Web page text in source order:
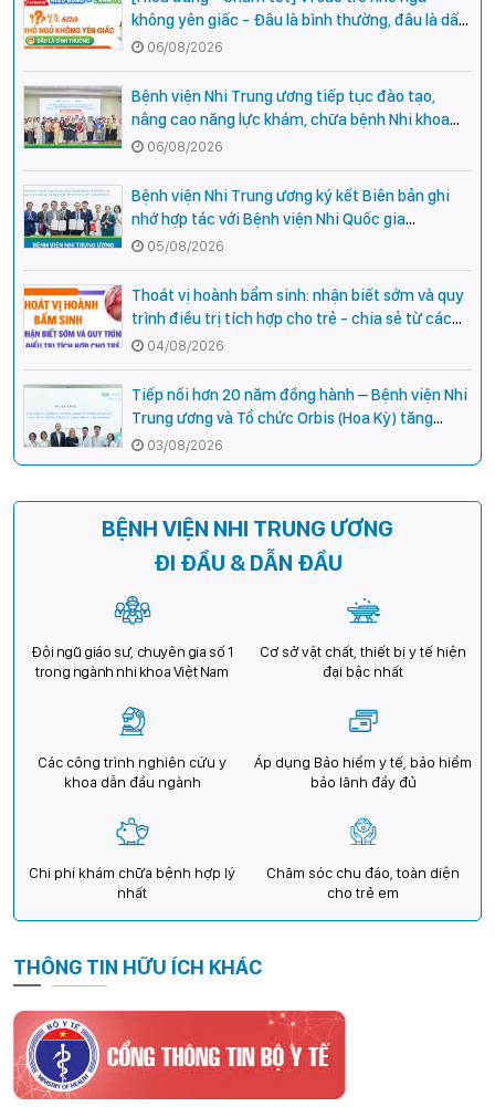
không yên giấc - Đâu là bình thường, đâu là dấu
hiệu cần đi khám ngay?
06/08/2026
Bệnh viện Nhi Trung ương tiếp tục đào tạo,
nâng cao năng lực khám, chữa bệnh Nhi khoa
cho cán bộ y tế tại các tỉnh miền núi phía Bắc
06/08/2026
Bệnh viện Nhi Trung ương ký kết Biên bản ghi
nhớ hợp tác với Bệnh viện Nhi Quốc gia
Campuchia
05/08/2026
Thoát vị hoành bẩm sinh: nhận biết sớm và quy
trình điều trị tích hợp cho trẻ - chia sẻ từ các
chuyên gia hàng đầu của Bệnh Viện Nhi Trung
04/08/2026
Tiếp nối hơn 20 năm đồng hành – Bệnh viện Nhi
Trung ương và Tổ chức Orbis (Hoa Kỳ) tăng
cường hợp tác, mở rộng cơ hội bảo vệ thị lực
cho trẻ em Việt Nam
03/08/2026
BỆNH VIỆN NHI TRUNG ƯƠNG
ĐI ĐẦU & DẪN ĐẦU
Đội ngũ giáo sư, chuyên gia số 1
trong ngành nhi khoa Việt Nam
Cơ sở vật chất, thiết bị y tế hiện
đại bậc nhất
Các công trình nghiên cứu y
khoa dẫn đầu ngành
Áp dụng Bảo hiểm y tế, bảo hiểm
bảo lãnh đầy đủ
Chi phí khám chữa bệnh hợp lý
nhất
Chăm sóc chu đáo, toàn diện
cho trẻ em
THÔNG TIN HỮU ÍCH KHÁC